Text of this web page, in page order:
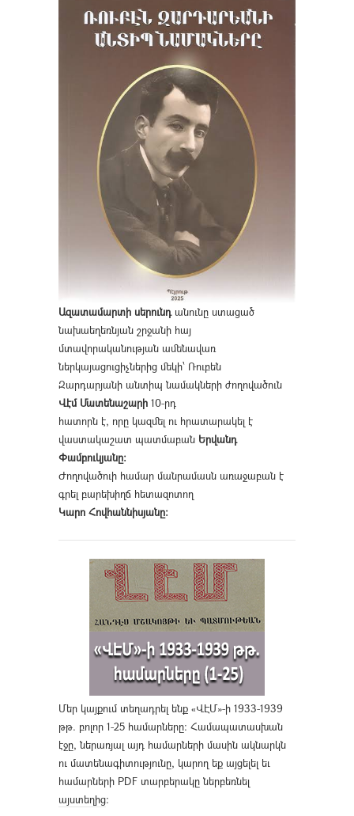
Ազատամարտի սերունդանունը ստացած
նախաեղեռնյան շրջանի հայ
մտավորականության ամենավառ
ներկայացուցիչներից մեկի՝ Ռուբեն
Զարդարյանի անտիպ նամակների ժողովածուն
Վէմ Մատենաշարի 10-րդ
հատորն է, որը կազմել ու հրատարակել է
վաստակաշատ պատմաբան Երվանդ
Փամբուկյանը։
Ժողովածուի համար մանրամասն առաջաբան է
գրել բարեխիղճ հետազոտող
Կարո Հովհաննիսյանը։
Մեր կայքում տեղադրել ենք «ՎԷՄ»-ի 1933-1939
թթ. բոլոր 1-25 համարները։ Համապատասխան
էջը, ներառյալ այդ համարների մասին ակնարկն
ու մատենագիտությունը, կարող եք այցելել եւ
համարների PDF տարբերակը ներբեռնել
այստեղից։